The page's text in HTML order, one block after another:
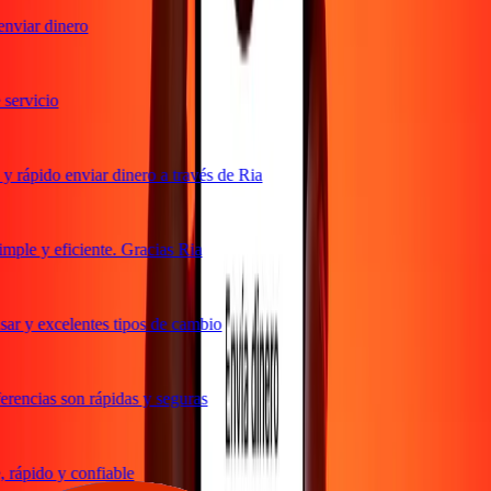
dinero
enviar dinero a través de Ria
y eficiente. Gracias Ria
y excelentes tipos de cambio
son rápidas y seguras
y confiable